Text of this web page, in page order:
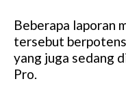
Beberapa laporan
tersebut
yang juga sedang
Pro.